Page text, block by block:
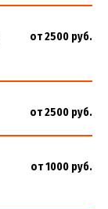
от 2500 руб.
от 2500 руб.
от 1000 руб.